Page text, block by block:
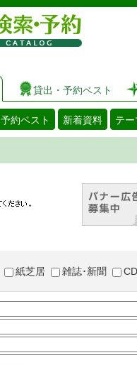
図書館
貸出・予約ベスト
約ベスト 新着資料 テ
できます。 広告(
紙芝居 雑誌･新聞